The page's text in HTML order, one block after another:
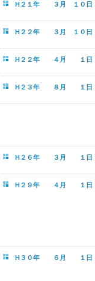
H２１年 ３月 １０日
H２２年 ３月 １０日
H２２年 ４月 １日
H２３年 ８月 １日
H２６年 ３月 １日
H２９年 ４月 １日
H３０年 ６月 １日